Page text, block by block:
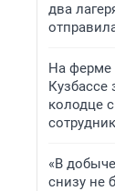
два
На ферме
Кузбассе
колодце
«В
снизу не